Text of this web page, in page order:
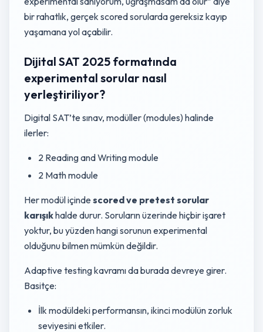
bir rahatlık, gerçek scored sorularda gereksiz kayıp
yaşamana yol açabilir.
Dijital SAT 2025 formatında
experimental sorular nasıl
yerleştiriliyor?
Digital SAT’te sınav, modüller (modules) halinde
ilerler:
2 Reading and Writing module
2 Math module
Her modül içindescored ve pretest sorular
karışıkhalde durur. Soruların üzerinde hiçbir işaret
yoktur, bu yüzden hangi sorunun experimental
olduğunu bilmen mümkün değildir.
Adaptive testing kavramı da burada devreye girer.
Basitçe:
İlk modüldeki performansın, ikinci modülün zorluk
seviyesini etkiler.